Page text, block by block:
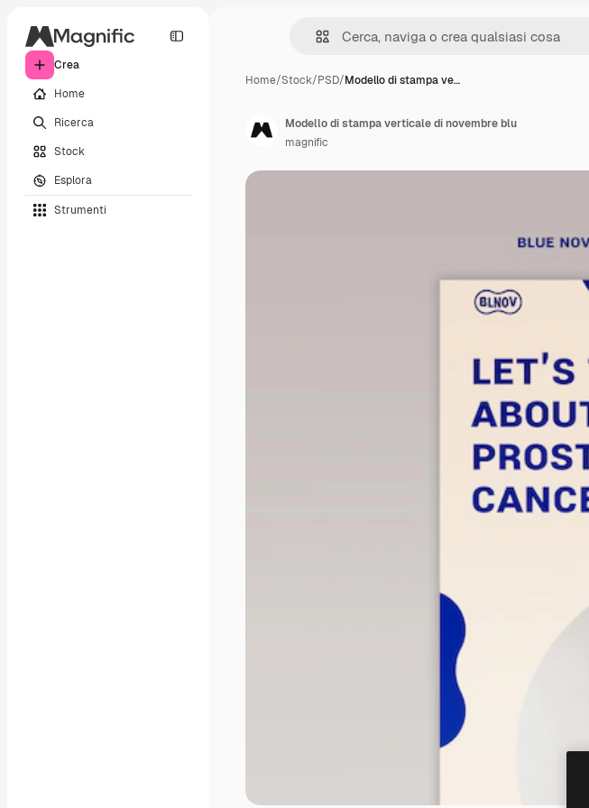
Crea
Home
Ricerca
Stock
Esplora
Strumenti
Home/Stock/PSD/Modello di stampa ve…
Modello di stampa verticale di novembre blu
magnific